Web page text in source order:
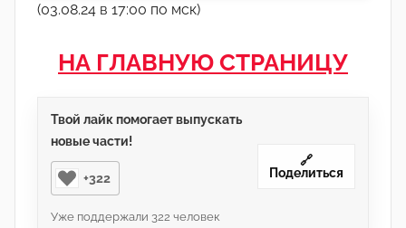
(03.08.24 в 17:00 по мск)
НА ГЛАВНУЮ СТРАНИЦУ
Твой лайк помогает выпускать
новые части!
+322
Уже поддержали 322 человек
🔗
Поделиться